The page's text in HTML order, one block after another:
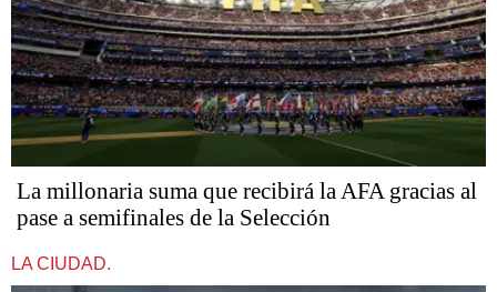
La millonaria suma que recibirá la AFA gracias al
pase a semifinales de la Selección
LA CIUDAD.